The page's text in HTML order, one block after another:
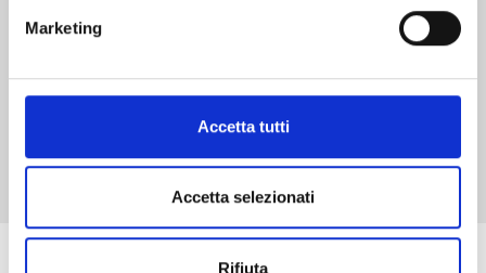
Marketing
Accetta tutti
Accetta selezionati
Rifiuta
Mostra tutto